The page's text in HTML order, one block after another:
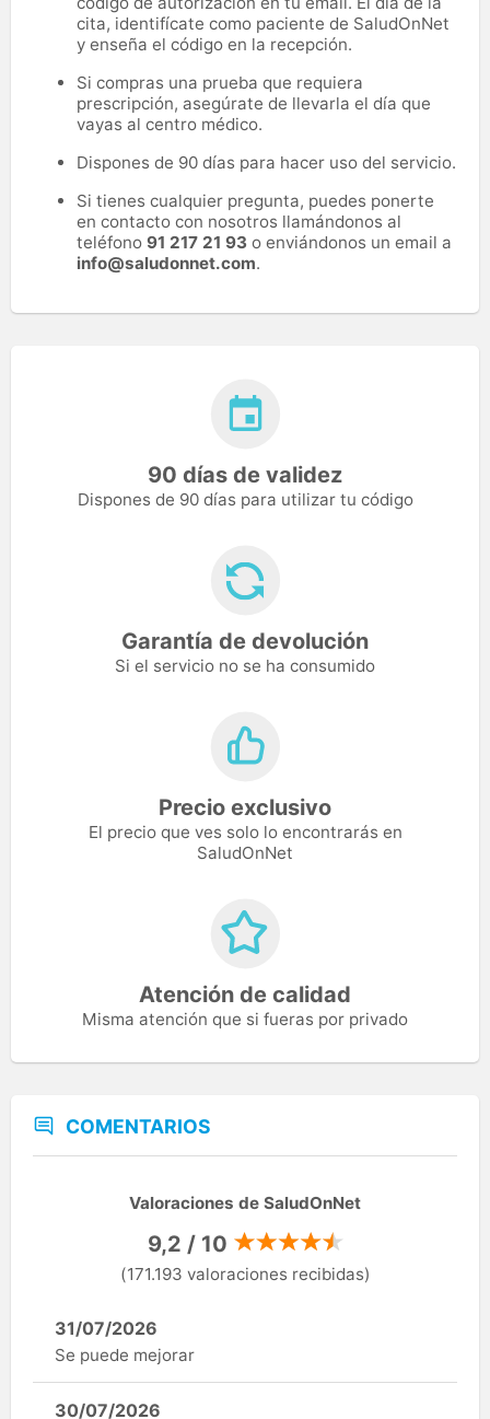
cita, identifícate como paciente de SaludOnNet
y enseña el código en la recepción.
Si compras una prueba que requiera
prescripción, asegúrate de llevarla el día que
vayas al centro médico.
Dispones de 90 días para hacer uso del servicio.
Si tienes cualquier pregunta, puedes ponerte
en contacto con nosotros llamándonos al
teléfono 91 217 21 93 o enviándonos un email a
info@saludonnet.com.
90 días de validez
Dispones de 90 días para utilizar tu código
Garantía de devolución
Si el servicio no se ha consumido
Precio exclusivo
El precio que ves solo lo encontrarás en
SaludOnNet
Atención de calidad
Misma atención que si fueras por privado
COMENTARIOS
Valoraciones de SaludOnNet
9,2 / 10
(171.193 valoraciones recibidas)
31/07/2026
Se puede mejorar
30/07/2026